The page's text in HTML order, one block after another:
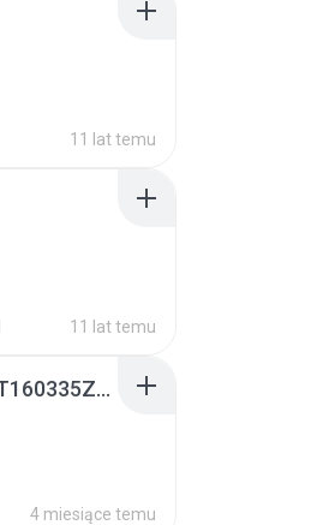
11 lat temu
11 lat temu
whatsapp backups -20260410T160335Z-3-001.zip
4 miesiące temu